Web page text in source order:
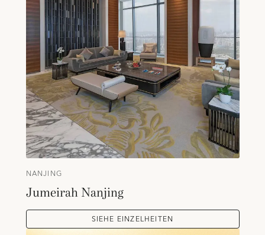
NANJING
Jumeirah Nanjing
SIEHE EINZELHEITEN